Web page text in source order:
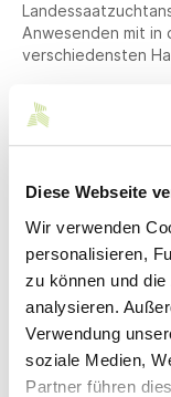
Diese Webseite
Wir verwenden
personalisieren,
zu können und
analysieren.
Verwendung
soziale Medien,
Partner führen
Anwesenden mit in
verschiedensten
Worin sich
Wie Ernte und
Wie man
Warum die
durchführt
Welche
stehen
Und was